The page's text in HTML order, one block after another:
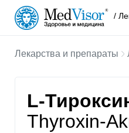
/
Лекарства и препараты
L-
Thyroxin-